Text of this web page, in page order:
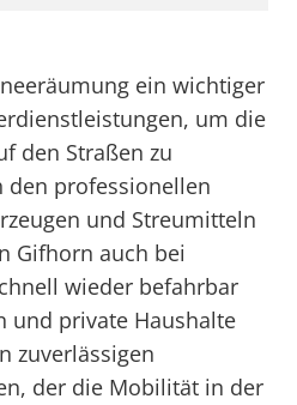
ein wichtiger
um die
den Straßen zu
den professionellen
und Streumitteln
Gifhorn auch bei
wieder befahrbar
und private Haushalte
zuverlässigen
der die Mobilität in der